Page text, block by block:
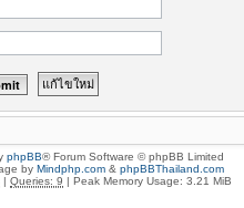
phpBB® Forum Software © phpBB Limited
by Mindphp.com& phpBBThailand.com
| Queries: 9 | Peak Memory Usage: 3.21 MiB